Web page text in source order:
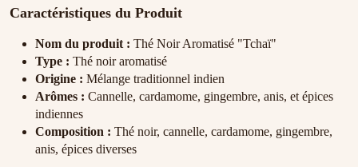
Caractéristiques du Produit
Nom du produit : Thé Noir Aromatisé "Tchaï"
Type : Thé noir aromatisé
Origine : Mélange traditionnel indien
Arômes : Cannelle, cardamome, gingembre, anis, et épices
indiennes
Composition : Thé noir, cannelle, cardamome, gingembre,
anis, épices diverses